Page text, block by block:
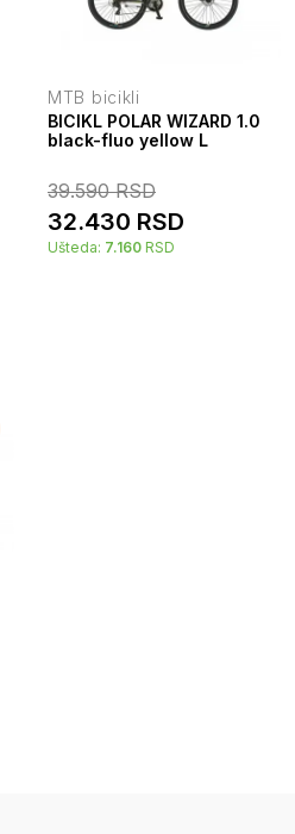
MTB bicikli
BICIKL POLAR WIZARD 1.0
black-fluo yellow L
39.590RSD
32.430 RSD
Ušteda: 7.160 RSD